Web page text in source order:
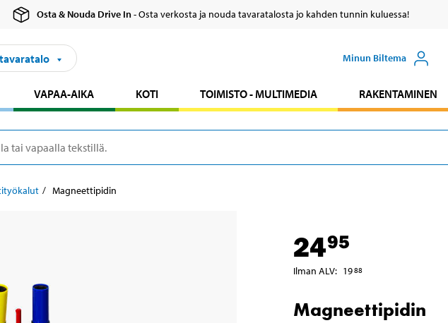
Osta & Nouda Drive In- Osta verkosta ja nouda tavaratalosta jo kahden tunnin kuluessa!
Minun Biltema
VAPAA-AIKA KOTI TOIMISTO - MULTIMEDIA RAKENTAMINEN
Magneettipidin
2495
Ilman ALV: 1988
Magneettipidin